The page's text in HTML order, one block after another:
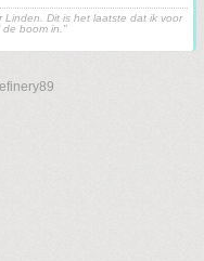
Dit is het laatste dat ik voor
de boom in."